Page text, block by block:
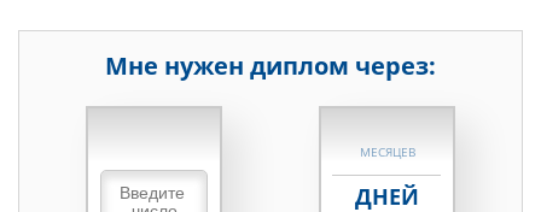
Мне нужен диплом через:
НЕДЕЛЬ
МЕСЯЦЕВ
ДНЕЙ